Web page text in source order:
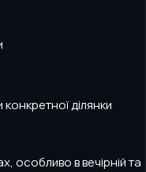
ділянки
особливо в вечірній та